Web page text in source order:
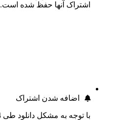
اشتراک آنها حفظ شده است.
اضافه شدن اشتراک